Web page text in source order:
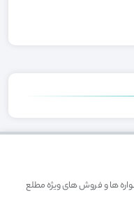
ها و فروش های ویژه مطلع